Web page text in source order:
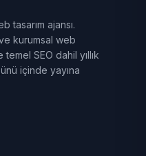
tasarım ajansı.
kurumsal web
temel SEO dahil yıllık
içinde yayına